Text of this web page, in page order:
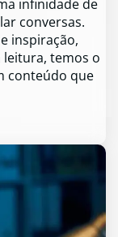
infinidade de
conversas.
inspiração,
temos o
conteúdo que